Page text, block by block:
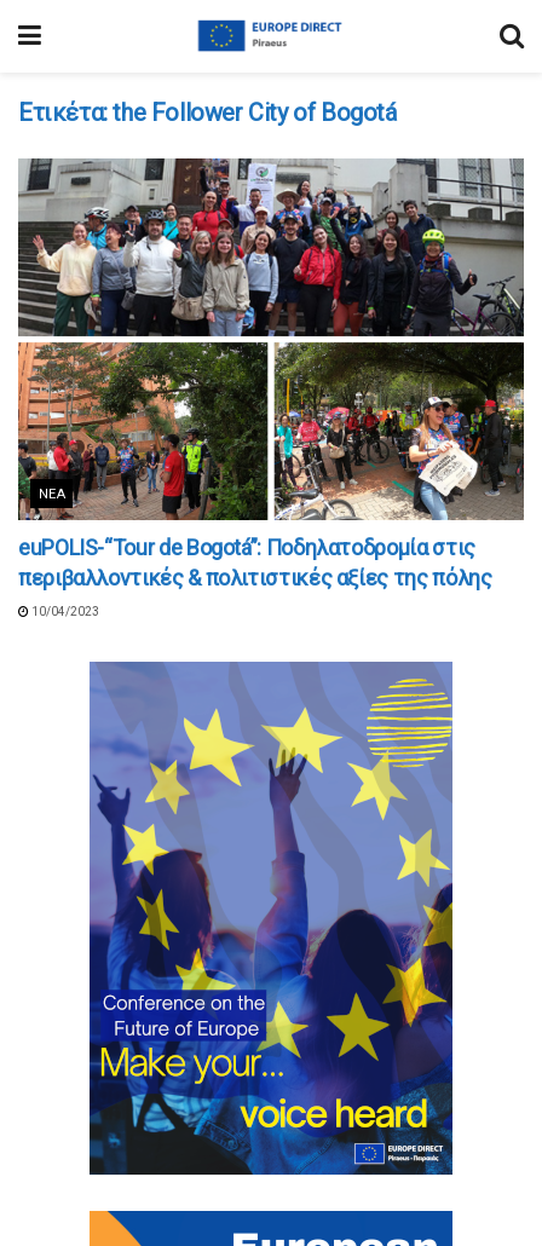
Ετικέτα:the Follower City of Bogotá
ΝΈΑ
euPOLIS-“Tour de Bogotá”: Ποδηλατοδρομία στις
περιβαλλοντικές & πολιτιστικές αξίες της πόλης
10/04/2023